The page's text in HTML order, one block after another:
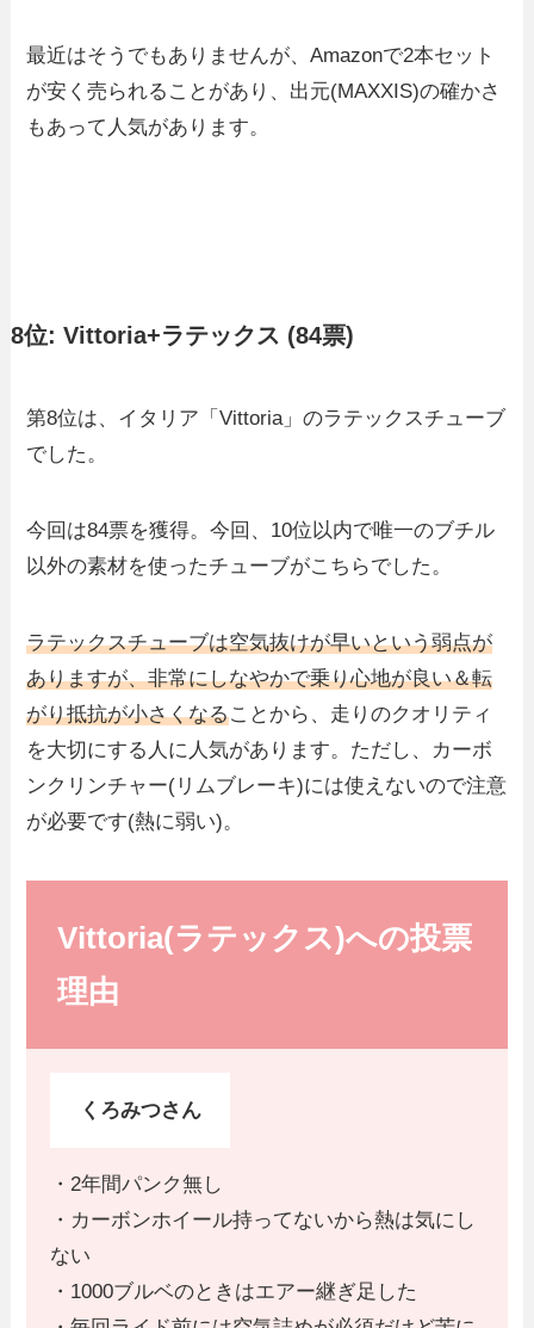
最近はそうでもありませんが、Amazonで2本セット
が安く売られることがあり、出元(MAXXIS)の確かさ
もあって人気があります。
8位: Vittoria+ラテックス (84票)
第8位は、イタリア「Vittoria」のラテックスチューブ
でした。
今回は84票を獲得。今回、10位以内で唯一のブチル
以外の素材を使ったチューブがこちらでした。
ラテックスチューブは空気抜けが早いという弱点が
ありますが、非常にしなやかで乗り心地が良い＆転
がり抵抗が小さくなることから、走りのクオリティ
を大切にする人に人気があります。ただし、カーボ
ンクリンチャー(リムブレーキ)には使えないので注意
が必要です(熱に弱い)。
Vittoria(ラテックス)への投票
理由
くろみつさん
・2年間パンク無し
・カーボンホイール持ってないから熱は気にし
ない
・1000ブルベのときはエアー継ぎ足した